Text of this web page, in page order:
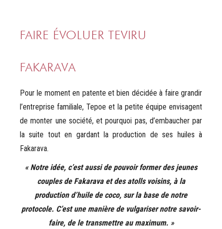
FAIRE ÉVOLUER TEVIRU
FAKARAVA
Pour le moment en patente et bien décidée à faire grandir
l’entreprise familiale, Tepoe et la petite équipe envisagent
de monter une société, et pourquoi pas, d’embaucher par
la suite tout en gardant la production de ses huiles à
Fakarava.
« Notre idée, c’est aussi de pouvoir former des jeunes
couples de Fakarava et des atolls voisins, à la
production d’huile de coco, sur la base de notre
protocole. C’est une manière de vulgariser notre savoir-
faire, de le transmettre au maximum. »